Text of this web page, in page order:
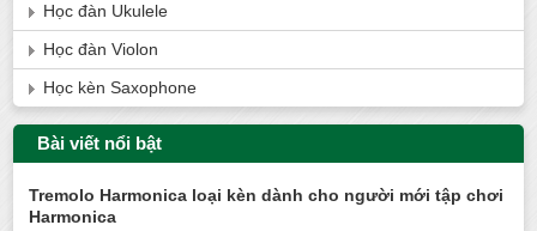
Học đàn Ukulele
Học đàn Violon
Học kèn Saxophone
Bài viết nổi bật
Tremolo Harmonica loại kèn dành cho người mới tập chơi
Harmonica